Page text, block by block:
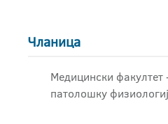
Чланица
Медицински факултет
патолошку